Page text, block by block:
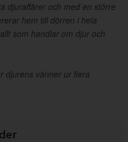
djuraffärer och med en större
hem till dörren i hela
som handlar om djur och
djurens vänner ur flera